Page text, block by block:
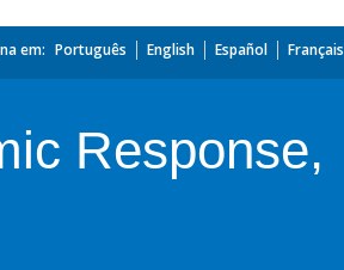
em: Português English Español Français
Response,